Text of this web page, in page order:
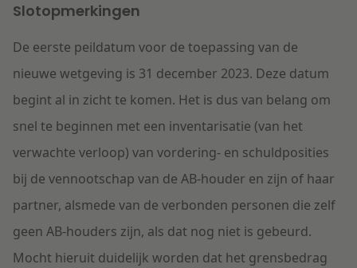
Slotopmerkingen
De eerste peildatum voor de toepassing van de
nieuwe wetgeving is 31 december 2023. Deze datum
begint al in zicht te komen. Het is dus van belang om
snel te beginnen met een inventarisatie (van het
verwachte verloop) van vordering- en schuldposities
bij de vennootschap van de AB-houder en zijn of haar
partner, alsmede van de verbonden personen die zelf
geen AB-houders zijn, als dat nog niet is gebeurd.
Mocht hieruit duidelijk worden dat het grensbedrag